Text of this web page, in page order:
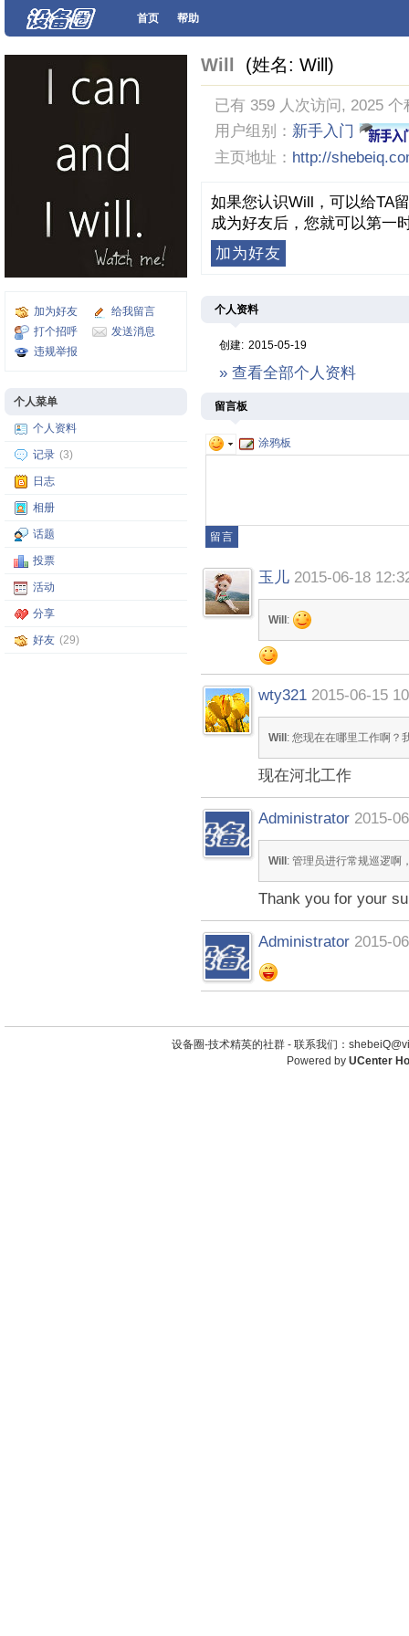
首页 帮助
加为好友
给我留言
打个招呼
发送消息
违规举报
个人菜单
个人资料
记录 (3)
日志
相册
话题
投票
活动
分享
好友 (29)
Will (姓名: Will)
已有 359 人次访问, 2025
用户组别： 新手入门
主页地址： http://
如果您认识Will，可以给TA
成为好友后，您就可以第一
加为好友
个人资料
创建: 2015-05-19
» 查看全部个人资料
留言板
涂鸦板
玉儿 2015-06-18
Will:
wty321 2015-06-15
Will: 您现在在哪里工作啊？
现在河北工作
Administrator 2015-
Will: 管理员进行常规巡逻啊
Thank you for your
Administrator 2015-
设备圈-技术精英的社群 - 联系我们：
Powered by UCenter